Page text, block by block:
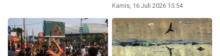
Kamis, 16 Juli 2026 15:54